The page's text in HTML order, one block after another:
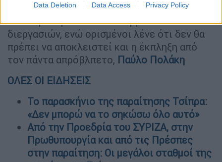
Data Deletion Data Access Privacy Policy
όνομα τηςΡένας Δούρουέχει ήδη ακουστεί
στο περιθώριο των εσωκομματικών
διεργασιών, ενώ ορισμένοι λένε ότι δεν θα
πρέπει να αποκλειστεί και η έκπληξη από
τον πάντα απρόβλπετο, Παύλο Πολάκη
ΟΛΕΣ ΟΙ ΕΙΔΗΣΕΙΣ
Το παρασκήνιο της παραίτησης Τσίπρα:
«Δεν μπορώ να το σηκώσω όλο αυτό»
Από την Προεδρία του ΣΥΡΙΖΑ, στην
Πρωθυπουργία και από τις Πρέσπες
στην παραίτηση: Οι μεγάλοι σταθμοί της